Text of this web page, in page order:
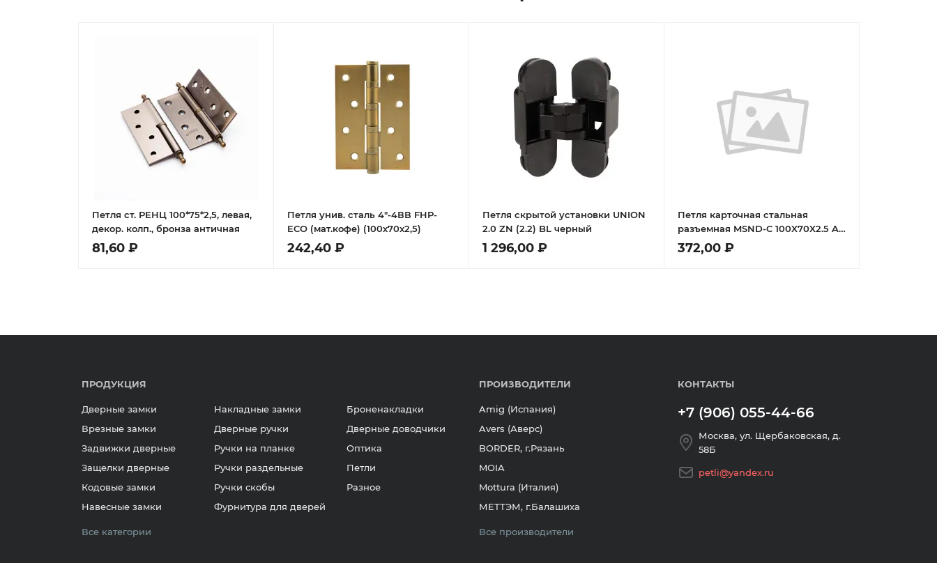
Петля ст. РЕНЦ 100*75*2,5, левая,
декор. колп., бронза античная
81,60 ₽
Петля унив. сталь 4"-4ВВ FHP-
ECO (мат.кофе) (100х70х2,5)
242,40 ₽
Петля скрытой установки UNION
2.0 ZN (2.2) BL черный
1 296,00 ₽
Петля карточная стальная
разъемная MSND-C 100X70X2.5 AB
L с подшипником левая, врезная
на круглой оси, вес полотна до
372,00 ₽
ПРОДУКЦИЯ
Дверные замки
Врезные замки
Задвижки дверные
Защелки дверные
Кодовые замки
Навесные замки
Накладные замки
Дверные ручки
Ручки на планке
Ручки раздельные
Ручки скобы
Фурнитура для дверей
Броненакладки
Дверные доводчики
Оптика
Петли
Разное
Все категории
ПРОИЗВОДИТЕЛИ
Amig (Испания)
Avers (Аверс)
BORDER, г.Рязань
MOIA
Mottura (Италия)
МЕТТЭМ, г.Балашиха
Все производители
КОНТАКТЫ
+7 (906) 055-44-66
Москва, ул. Щербаковская, д.
58Б
petli@yandex.ru